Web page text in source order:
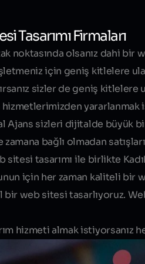
Tasarımı Firmaları
noktasında olsanız dahi
için geniş kitlelere
sizler de geniş kitlelere
hizmetlerimizden yararlanmak
Ajans sizleri dijitalde büyük
zamana bağlı olmadan
sitesi tasarımı ile birlikte
için her zaman kaliteli bir
web sitesi tasarlıyoruz.
hizmeti almak istiyorsanız